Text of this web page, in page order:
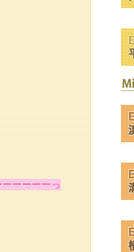
ーーーーっ